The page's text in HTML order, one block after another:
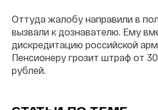
Оттуда жалобу направили в
вызвали к дознавателю. Ему
дискредитацию российской
Пенсионеру грозит штраф от
рублей.